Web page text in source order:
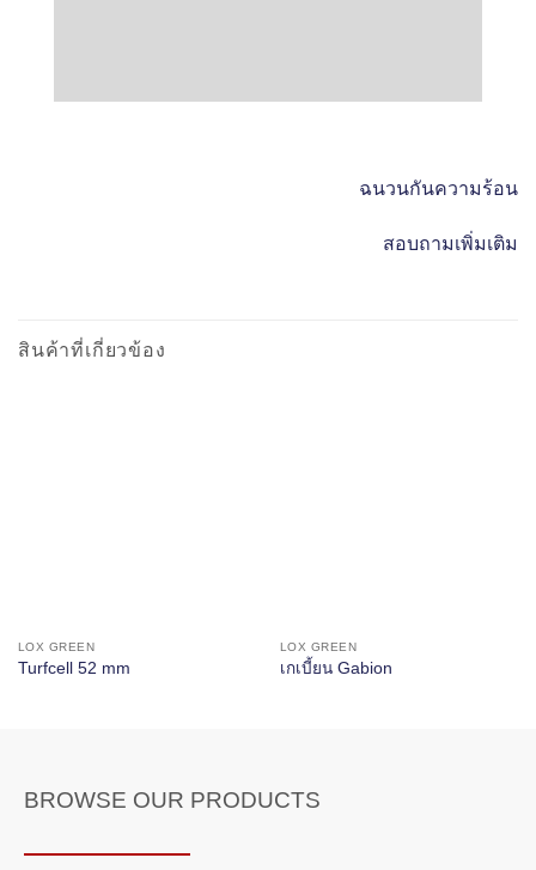
ฉนวนกันความร้อน
สอบถามเพิ่มเติม
สินค้าที่เกี่ยวข้อง
LOX GREEN
Turfcell 52 mm
LOX GREEN
เกเบี้ยน Gabion
BROWSE OUR PRODUCTS